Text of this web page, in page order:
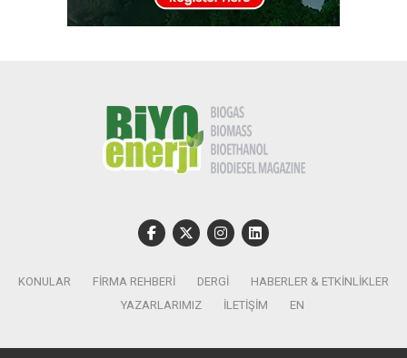
KONULAR FIRMA REHBERI DERGI
HABERLER & ETKINLIKLER
YAZARLARIMIZ
İLETIŞIM EN